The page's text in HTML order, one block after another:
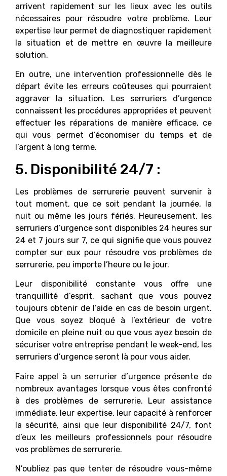
arrivent rapidement sur les lieux avec les outils
nécessaires pour résoudre votre problème. Leur
expertise leur permet de diagnostiquer rapidement
la situation et de mettre en œuvre la meilleure
solution.
En outre, une intervention professionnelle dès le
départ évite les erreurs coûteuses qui pourraient
aggraver la situation. Les serruriers d’urgence
connaissent les procédures appropriées et peuvent
effectuer les réparations de manière efficace, ce
qui vous permet d’économiser du temps et de
l’argent à long terme.
5. Disponibilité 24/7 :
Les problèmes de serrurerie peuvent survenir à
tout moment, que ce soit pendant la journée, la
nuit ou même les jours fériés. Heureusement, les
serruriers d’urgence sont disponibles 24 heures sur
24 et 7 jours sur 7, ce qui signifie que vous pouvez
compter sur eux pour résoudre vos problèmes de
serrurerie, peu importe l’heure ou le jour.
Leur disponibilité constante vous offre une
tranquillité d’esprit, sachant que vous pouvez
toujours obtenir de l’aide en cas de besoin urgent.
Que vous soyez bloqué à l’extérieur de votre
domicile en pleine nuit ou que vous ayez besoin de
sécuriser votre entreprise pendant le week-end, les
serruriers d’urgence seront là pour vous aider.
Faire appel à un serrurier d’urgence présente de
nombreux avantages lorsque vous êtes confronté
à des problèmes de serrurerie. Leur assistance
immédiate, leur expertise, leur capacité à renforcer
la sécurité, ainsi que leur disponibilité 24/7, font
d’eux les meilleurs professionnels pour résoudre
vos problèmes de serrurerie.
N’oubliez pas que tenter de résoudre vous-même